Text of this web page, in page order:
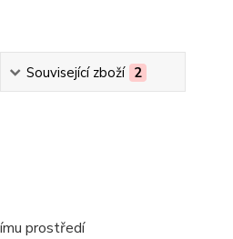
Související zboží 2
prostředí